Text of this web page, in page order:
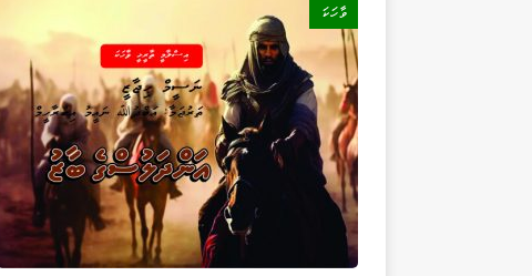
ވާހަކަ